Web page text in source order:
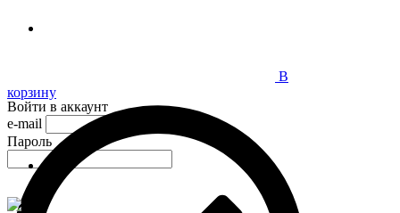
В
корзину
Войти в аккаунт
e-mail
Пароль